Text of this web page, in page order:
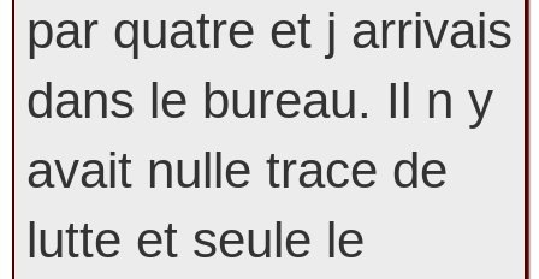
par quatre et j arrivais
dans le bureau. Il n y
avait nulle trace de
lutte et seule le